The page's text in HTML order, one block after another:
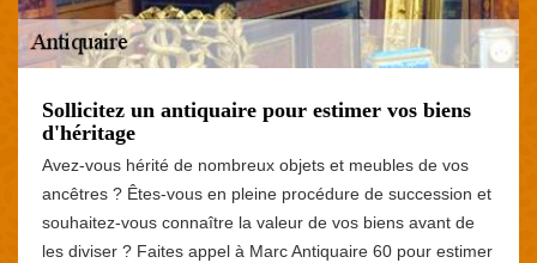
Sollicitez un antiquaire pour estimer vos biens
d'héritage
Avez-vous hérité de nombreux objets et meubles de vos
ancêtres ? Êtes-vous en pleine procédure de succession et
souhaitez-vous connaître la valeur de vos biens avant de
les diviser ? Faites appel à Marc Antiquaire 60 pour estimer